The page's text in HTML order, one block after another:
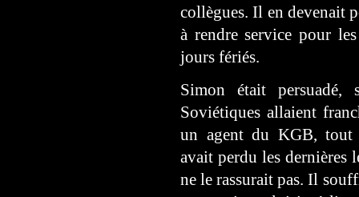
collègues. Il en devenait
à rendre service pour
jours fériés.
Simon était persuadé,
Soviétiques allaient
un agent du KGB, tout
avait perdu les dernières
ne le rassurait pas. Il